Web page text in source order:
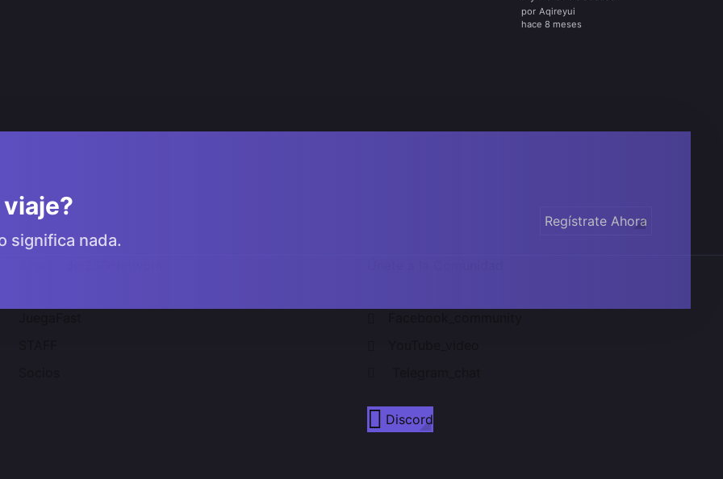
por Aqireyui
hace 8 meses
significa nada.
Regístrate Ahora
Discord